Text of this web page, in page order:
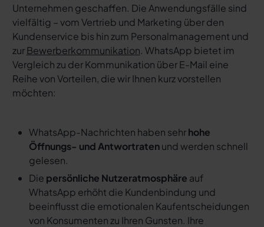
Unternehmen geschaffen. Die Anwendungsfälle sind
vielfältig – vom Vertrieb und Marketing über den
Kundenservice bis hin zum Personalmanagement und
zurBewerberkommunikation. WhatsApp bietet im
Vergleich zu der Kommunikation über E-Mail eine
Reihe von Vorteilen, die wir Ihnen kurz vorstellen
möchten:
WhatsApp-Nachrichten haben sehrhohe
Öffnungs- und Antwortratenund werden schnell
gelesen.
Die persönliche Nutzeratmosphäre auf
WhatsApp erhöht die Kundenbindung und
beeinflusst die emotionalen Kaufentscheidungen
von Konsumenten zu Ihren Gunsten. Ihre